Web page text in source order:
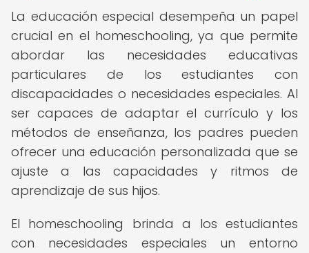
La educación especial desempeña un papel
crucial en el homeschooling, ya que permite
abordar las necesidades educativas
particulares de los estudiantes con
discapacidades o necesidades especiales. Al
ser capaces de adaptar el currículo y los
métodos de enseñanza, los padres pueden
ofrecer una educación personalizada que se
ajuste a las capacidades y ritmos de
aprendizaje de sus hijos.
El homeschooling brinda a los estudiantes
con necesidades especiales un entorno